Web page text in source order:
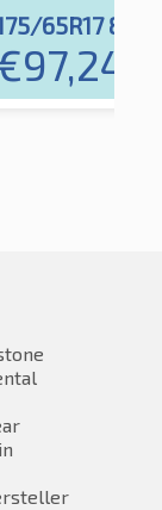
65R17 87H
97,24